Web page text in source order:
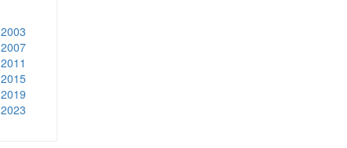
2003
2007
2011
2015
2019
2023